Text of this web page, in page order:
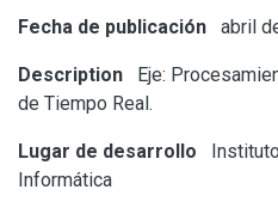
Fecha de publicación abril
Description
Eje:
de Tiempo Real.
Lugar de desarrollo
Informática